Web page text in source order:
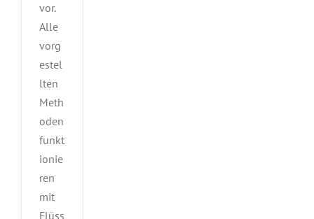
vor.
Alle
vorg
estel
lten
Meth
oden
funkt
ionie
ren
mit
Flüss